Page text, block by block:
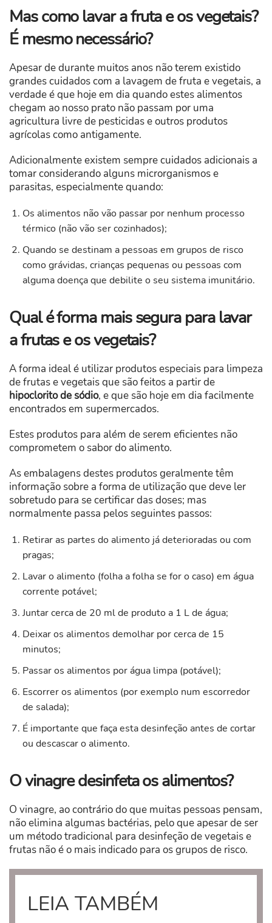
Mas como lavar a fruta e os vegetais?
É mesmo necessário?
Apesar de durante muitos anos não terem existido
grandes cuidados com a lavagem de fruta e vegetais, a
verdade é que hoje em dia quando estes alimentos
chegam ao nosso prato não passam por uma
agricultura livre de pesticidas e outros produtos
agrícolas como antigamente.
Adicionalmente existem sempre cuidados adicionais a
tomar considerando alguns microrganismos e
parasitas, especialmente quando:
Os alimentos não vão passar por nenhum processo
térmico (não vão ser cozinhados);
Quando se destinam a pessoas em grupos de risco
como grávidas, crianças pequenas ou pessoas com
alguma doença que debilite o seu sistema imunitário.
Qual é forma mais segura para lavar
a frutas e os vegetais?
A forma ideal é utilizar produtos especiais para limpeza
de frutas e vegetais que são feitos a partir de
hipoclorito de sódio, e que são hoje em dia facilmente
encontrados em supermercados.
Estes produtos para além de serem eficientes não
comprometem o sabor do alimento.
As embalagens destes produtos geralmente têm
informação sobre a forma de utilização que deve ler
sobretudo para se certificar das doses; mas
normalmente passa pelos seguintes passos:
Retirar as partes do alimento já deterioradas ou com
pragas;
Lavar o alimento (folha a folha se for o caso) em água
corrente potável;
Juntar cerca de 20 ml de produto a 1 L de água;
Deixar os alimentos demolhar por cerca de 15
minutos;
Passar os alimentos por água limpa (potável);
Escorrer os alimentos (por exemplo num escorredor
de salada);
É importante que faça esta desinfeção antes de cortar
ou descascar o alimento.
O vinagre desinfeta os alimentos?
O vinagre, ao contrário do que muitas pessoas pensam,
não elimina algumas bactérias, pelo que apesar de ser
um método tradicional para desinfeção de vegetais e
frutas não é o mais indicado para os grupos de risco.
LEIA TAMBÉM